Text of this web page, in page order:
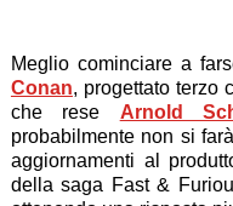
Meglio cominciare a
Conan, progettato terzo
che rese Arnold
probabilmente non si
aggiornamenti al
della saga Fast &